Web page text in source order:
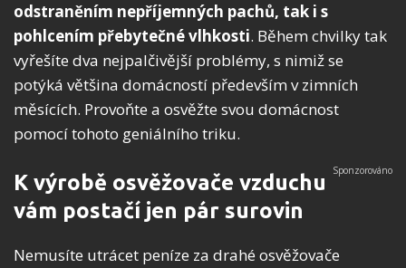
odstraněním nepříjemných pachů, tak i s
pohlcením přebytečné vlhkosti. Během chvilky tak
vyřešíte dva nejpalčivější problémy, s nimiž se
potýká většina domácností především v zimních
měsících. Provoňte a osvěžte svou domácnost
pomocí tohoto geniálního triku.
K výrobě osvěžovače vzduchu
vám postačí jen pár surovin
Nemusíte utrácet peníze za drahé osvěžovače